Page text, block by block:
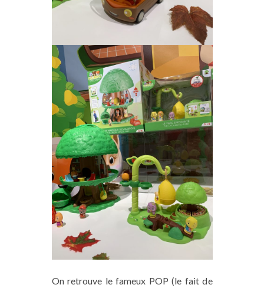
On retrouve le fameux POP (le fait de